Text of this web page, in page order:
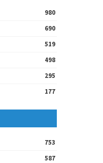
980
690
519
498
295
177
753
587